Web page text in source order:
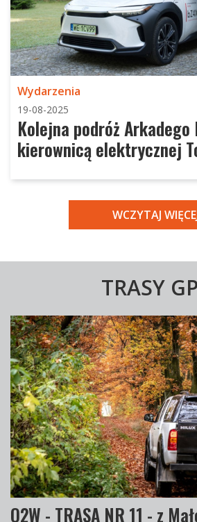
Wydarzenia
19-08-2025
Kolejna podróż Arkadego
kierownicą elektrycznej
WCZYTAJ
TRASY
O2W - TRASA NR 11 - z